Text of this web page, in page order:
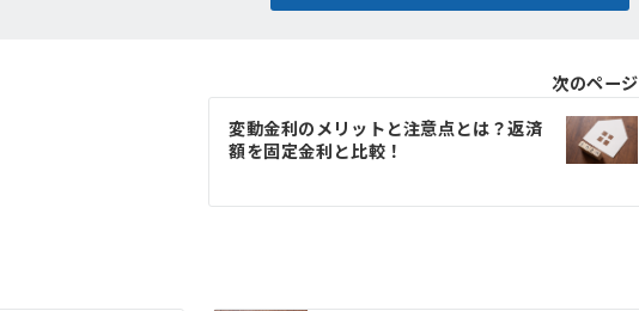
次のページ
変動金利のメリットと注意点とは？返済
額を固定金利と比較！